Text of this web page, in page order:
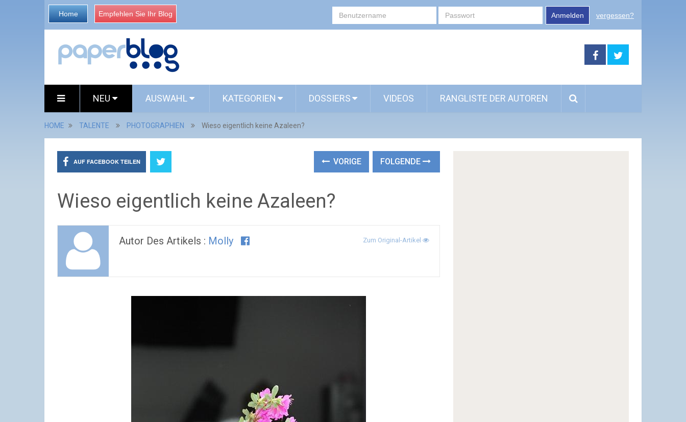
Home Empfehlen Sie Ihr Blog Anmelden vergessen?
NEU AUSWAHL KATEGORIEN DOSSIERS VIDEOS RANGLISTE DER AUTOREN
HOME TALENTE PHOTOGRAPHIEN Wieso eigentlich keine Azaleen?
AUF FACEBOOK TEILEN VORIGE FOLGENDE
Wieso eigentlich keine Azaleen?
Autor Des Artikels : Molly Zum Original-Artikel